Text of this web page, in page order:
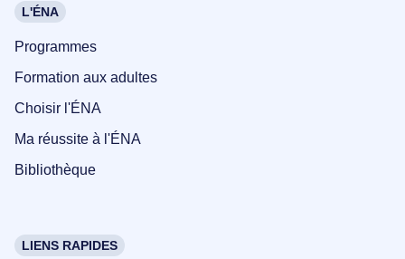
L'ÉNA
Programmes
Formation aux adultes
Choisir l'ÉNA
Ma réussite à l'ÉNA
Bibliothèque
LIENS RAPIDES